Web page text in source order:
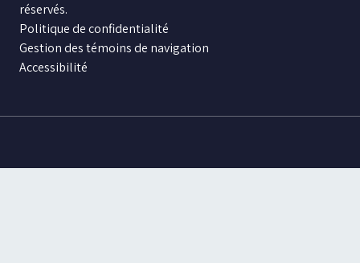
réservés.
Politique de confidentialité
Gestion des témoins de navigation
Accessibilité